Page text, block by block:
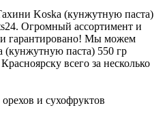
Koska (кунжутную паста)
Огромный ассортимент и
гарантировано! Мы можем
(кунжутную паста) 550 гр
всего за несколько